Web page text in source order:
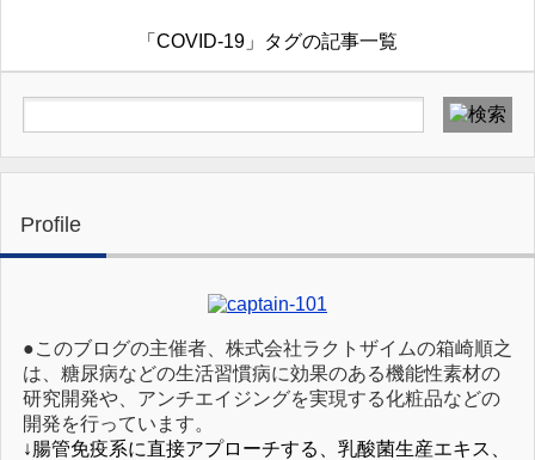
「COVID-19」タグの記事一覧
Profile
●このブログの主催者、株式会社ラクトザイムの箱崎順之
は、糖尿病などの生活習慣病に効果のある機能性素材の
研究開発や、アンチエイジングを実現する化粧品などの
開発を行っています。
↓腸管免疫系に直接アプローチする、乳酸菌生産エキス、